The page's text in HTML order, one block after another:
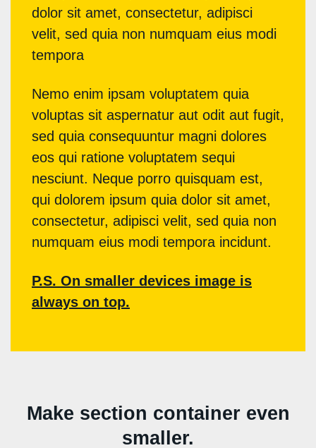
dolor sit amet, consectetur, adipisci
velit, sed quia non numquam eius modi
tempora
Nemo enim ipsam voluptatem quia
voluptas sit aspernatur aut odit aut fugit,
sed quia consequuntur magni dolores
eos qui ratione voluptatem sequi
nesciunt. Neque porro quisquam est,
qui dolorem ipsum quia dolor sit amet,
consectetur, adipisci velit, sed quia non
numquam eius modi tempora incidunt.
P.S. On smaller devices image is
always on top.
Make section container even
smaller.